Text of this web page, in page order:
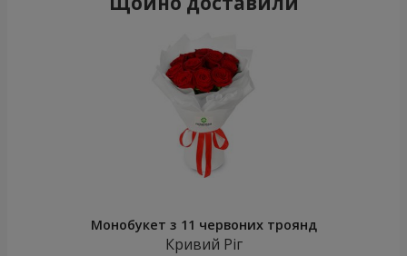
Монобукет з 11 червоних троянд
Кривий Ріг